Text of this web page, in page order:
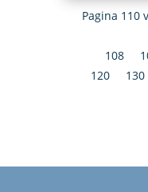
Pagina 110
108
120
130